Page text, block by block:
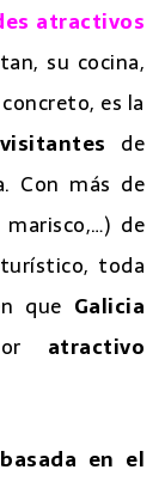
atractivos
su cocina,
es la
de
Con más de
de
toda
que Galicia
atractivo
en el